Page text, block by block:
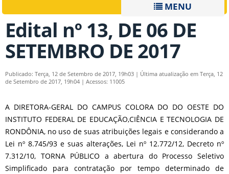
MENU
Edital nº 13, DE 06 DE
SETEMBRO DE 2017
Publicado: Terça, 12 de Setembro de 2017, 19h03 | Última atualização em Terça, 12
de Setembro de 2017, 19h04 | Acessos: 11005
A DIRETORA-GERAL DO CAMPUS COLORA DO DO OESTE DO
INSTITUTO FEDERAL DE EDUCAÇÃO,CIÊNCIA E TECNOLOGIA DE
RONDÔNIA, no uso de suas atribuições legais e considerando a
Lei nº 8.745/93 e suas alterações, Lei nº 12.772/12, Decreto nº
7.312/10, TORNA PÚBLICO a abertura do Processo Seletivo
Simplificado para contratação por tempo determinado de